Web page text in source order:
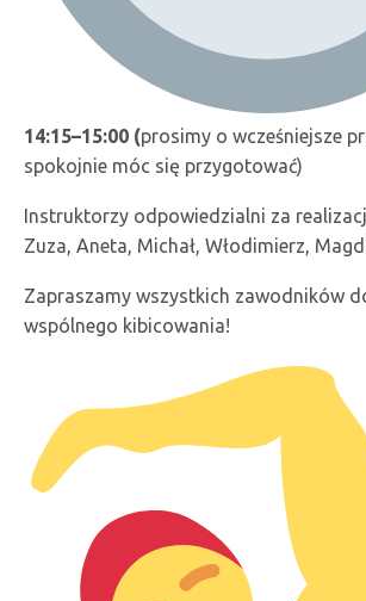
14:15–15:00 (prosimy o wcześniejsze
spokojnie móc się przygotować)
Instruktorzy odpowiedzialni za
Zuza, Aneta, Michał, Włodimierz,
Zapraszamy wszystkich zawodników
wspólnego kibicowania!